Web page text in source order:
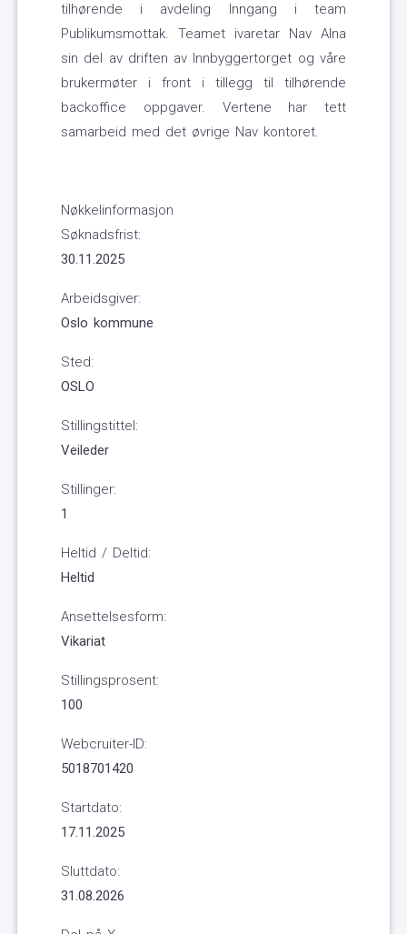
tilhørende i avdeling Inngang i team
Publikumsmottak. Teamet ivaretar Nav Alna
sin del av driften av Innbyggertorget og våre
brukermøter i front i tillegg til tilhørende
backoffice oppgaver. Vertene har tett
samarbeid med det øvrige Nav kontoret.
Nøkkelinformasjon
Søknadsfrist:
30.11.2025
Arbeidsgiver:
Oslo kommune
Sted:
OSLO
Stillingstittel:
Veileder
Stillinger:
1
Heltid / Deltid:
Heltid
Ansettelsesform:
Vikariat
Stillingsprosent:
100
Webcruiter-ID:
5018701420
Startdato:
17.11.2025
Sluttdato:
31.08.2026